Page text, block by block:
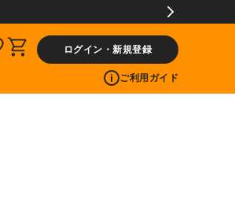
ログイン・新規登録
ご利用ガイド